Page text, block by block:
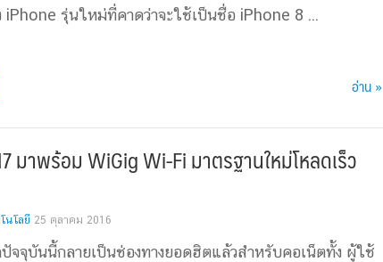
iPhone รุ่นใหม่ที่คาดว่าจะใช้เป็นชื่อ iPhone 8 ...
อ่าน »
มาพร้อม WiGig Wi-Fi มาตรฐานใหม่โหลดเร็ว
นโลยี 25 ตุลาคม 2016
จจุบันนี้กลายเป็นช่องทางยอดฮิตแล้วสำหรับคอเน็ตทั้ง ผู้ใช้